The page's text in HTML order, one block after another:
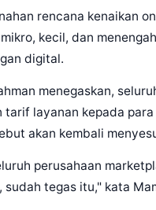
rencana kenaikan
kecil, dan
digital.
menegaskan,
tarif layanan kepada
akan kembali
perusahaan
tegas itu," kata